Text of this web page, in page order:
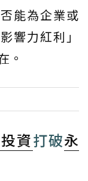
能為企業或
響力紅利」
。
資打破永